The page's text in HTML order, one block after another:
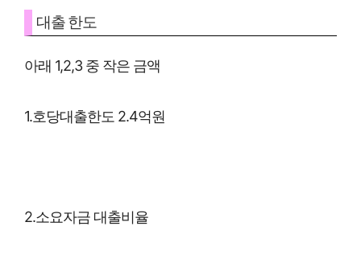
대출 한도
아래 1,2,3 중 작은 금액
1.호당대출한도 2.4억원
2.소요자금 대출비율